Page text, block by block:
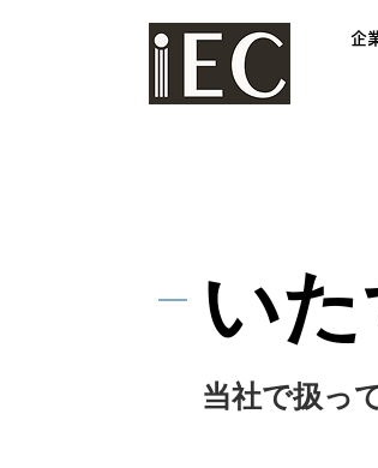
企
い
当社で扱っ